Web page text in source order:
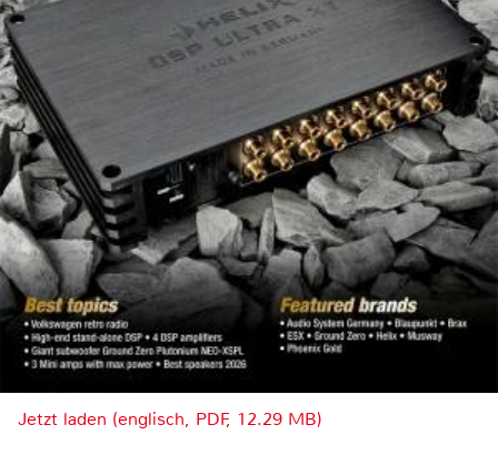
Jetzt laden (englisch, PDF, 12.29 MB)